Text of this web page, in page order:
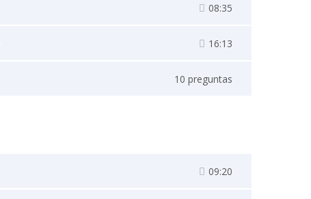
08:35
16:13
10 preguntas
09:20